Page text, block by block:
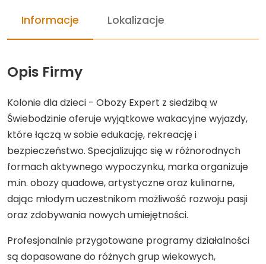
Informacje Lokalizacje
Opis Firmy
Kolonie dla dzieci - Obozy Expert z siedzibą w
Świebodzinie oferuje wyjątkowe wakacyjne wyjazdy,
które łączą w sobie edukację, rekreację i
bezpieczeństwo. Specjalizując się w różnorodnych
formach aktywnego wypoczynku, marka organizuje
m.in. obozy quadowe, artystyczne oraz kulinarne,
dając młodym uczestnikom możliwość rozwoju pasji
oraz zdobywania nowych umiejętności.
Profesjonalnie przygotowane programy działalności
są dopasowane do różnych grup wiekowych,